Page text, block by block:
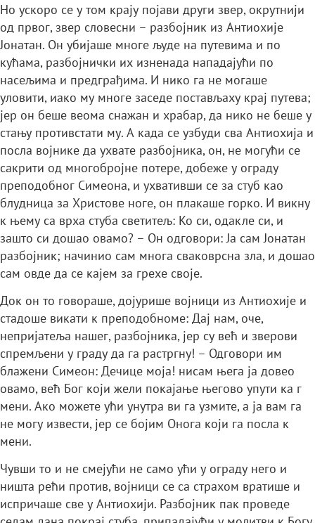
Но ускоро се у том крају појави други звер, окрутнији
од првог, звер словесни – разбојник из Антиохије
Јонатан. Он убијаше многе људе на путевима и по
кућама, разбојнички их изненада нападајући по
насељима и предграђима. И нико га не могаше
уловити, иако му многе заседе постављаху крај путева;
јер он беше веома снажан и храбар, да нико не беше у
стању противстати му. А када се узбуди сва Антиохија и
посла војнике да ухвате разбојника, он, не могући се
сакрити од многобројне потере, добеже у ограду
преподобног Симеона, и ухвативши се за стуб као
блудница за Христове ноге, он плакаше горко. И викну
к њему са врха стуба светитељ: Ко си, одакле си, и
зашто си дошао овамо? – Он одговори: Ја сам Јонатан
разбојник; начинио сам многа сваковрсна зла, и дошао
сам овде да се кајем за грехе своје.
Док он то говораше, дојурише војници из Антиохије и
стадоше викати к преподобноме: Дај нам, оче,
непријатеља нашег, разбојника, јер су већ и зверови
спремљени у граду да га растргну! – Одговори им
блажени Симеон: Дечице моја! нисам њега ја довео
овамо, већ Бог који жели покајање његово упути ка г
мени. Ако можете ући унутра ви га узмите, а ја вам га
не могу извести, јер се бојим Онога који га посла к
мени.
Чувши то и не смејући не само ући у ограду него и
ништа рећи против, војници се са страхом вратише и
испричаше све у Антиохији. Разбојник пак проведе